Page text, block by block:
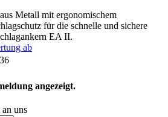
Metall mit ergonomischem
für die schnelle und sichere
EA II.
ab
angezeigt.
uns